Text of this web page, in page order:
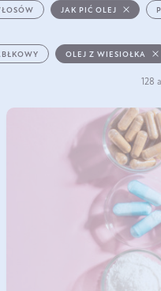
JAK PIĆ OLEJ
OLEJ Z WIESIOŁKA
128